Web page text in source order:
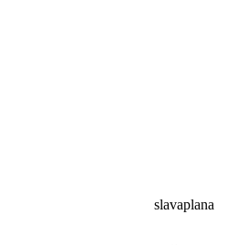
slavaplana